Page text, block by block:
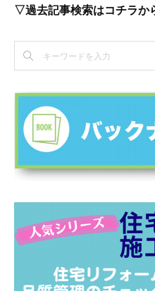
▽過去記事検索はコチラ